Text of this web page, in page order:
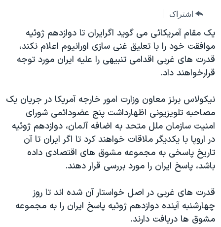
اصلی
جهش
به
جستجو
گزیده‌ها
ویژه برنامه‌ها
ویدیوها
فرهنگ و زندگی
حقوق شهروندی
اقتصادی
علم و فناوری
اسرائیل در جنگ
آرشیو پخش زنده
صفحه‌های ویژه
عملیات خشم حماسی
۲۵۰سالگی آمریکا
بایگانی برنامه‌های تلویزیونی
مستندها
انتخابات ریاست جمهوری آمریکا ۲۰۲۴
حمله جمهوری اسلامی به اسرائیل
رمز مهسا
ورزش زنان در ایران
مجموعه مستندهای دادخواهی
تریبونال مردمی آبان ۹۸
فرکانس‌های صدای آمریکا
پخش رادیویی
یادگیری زبان انگلیسی
دنبال کنید
زبانهای مختلف
اشتراک
يک مقام آمريکائی می گويد اگرايران تا دوازدهم ژوئيه
موافقت خود را با تعليق غنی سازی اورانيوم اعلام نکند،
قدرت های غربی اقدامی تنبيهی را عليه ايران مورد توجه
قرارخواهند داد.
نيکولاس برنز معاون وزارت امور خارجه آمريکا در جريان يک
مصاحبه تلويزيونی اظهارداشت پنج عضودائمی شورای
امنيت سازمان ملل متحد به اضافه آلمان، دوازدهم ژوئيه
در اروپا با يکديگر ملاقات خواهند کرد تا اگر ايران تا آن
تاريخ پاسخی به مجموعه مشوق های اقتصادی داده
باشد، پاسخ ايران را مورد بررسی قرار دهند.
قدرت های غربی در اصل خواستار آن شده اند تا روز
چهارشنبه آينده دوازدهم ژوئيه پاسخ ايران را به مجموعه
مشوق ها دريافت دارند.